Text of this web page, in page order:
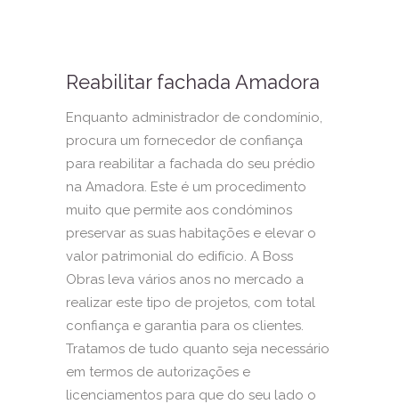
Reabilitar fachada Amadora
Enquanto administrador de condomínio,
procura um fornecedor de confiança
para reabilitar a fachada do seu prédio
na Amadora. Este é um procedimento
muito que permite aos condóminos
preservar as suas habitações e elevar o
valor patrimonial do edifício. A Boss
Obras leva vários anos no mercado a
realizar este tipo de projetos, com total
confiança e garantia para os clientes.
Tratamos de tudo quanto seja necessário
em termos de autorizações e
licenciamentos para que do seu lado o